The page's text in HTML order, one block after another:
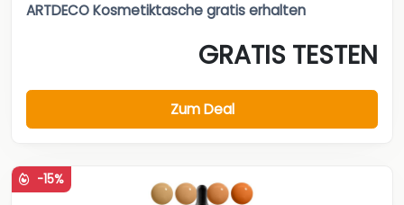
ARTDECO Kosmetiktasche gratis erhalten
GRATIS TESTEN
Zum Deal
-15%